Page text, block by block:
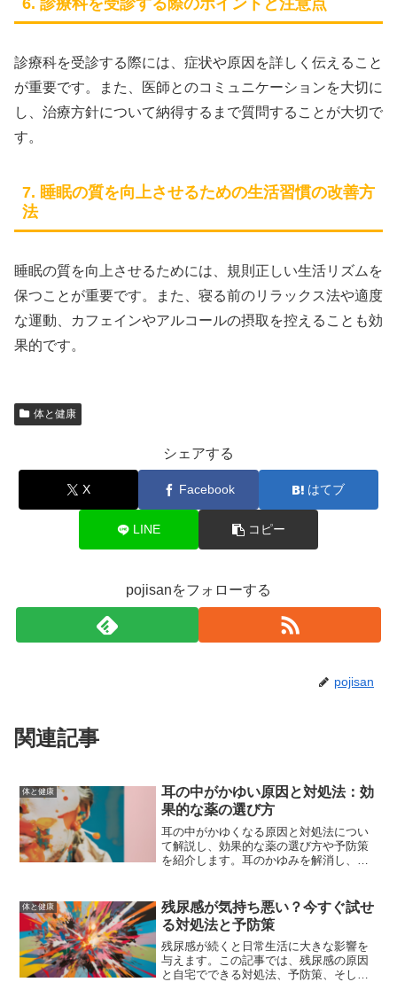
6. 診療科を受診する際のポイントと注意点
診療科を受診する際には、症状や原因を詳しく伝えること
が重要です。また、医師とのコミュニケーションを大切に
し、治療方針について納得するまで質問することが大切で
す。
7. 睡眠の質を向上させるための生活習慣の改善方
法
睡眠の質を向上させるためには、規則正しい生活リズムを
保つことが重要です。また、寝る前のリラックス法や適度
な運動、カフェインやアルコールの摂取を控えることも効
果的です。
体と健康
シェアする
X Facebook はてブ
LINE コピー
pojisanをフォローする
pojisan
関連記事
体と健康
耳の中がかゆい原因と対処法：効
果的な薬の選び方
耳の中がかゆくなる原因と対処法につい
て解説し、効果的な薬の選び方や予防策
を紹介します。耳のかゆみを解消し、快
体と健康
残尿感が気持ち悪い？今すぐ試せ
る対処法と予防策
残尿感が続くと日常生活に大きな影響を
与えます。この記事では、残尿感の原因
と自宅でできる対処法、予防策、そして